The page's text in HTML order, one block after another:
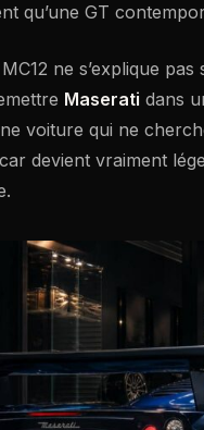
qu’une GT
ne s’explique
Maserati dans
voiture qui ne
devient vraiment